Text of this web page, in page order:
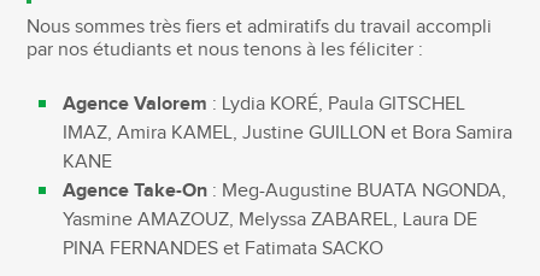
Nous sommes très fiers et admiratifs du travail accompli
par nos étudiants et nous tenons à les féliciter :
Agence Valorem : Lydia KORÉ, Paula GITSCHEL
IMAZ, Amira KAMEL, Justine GUILLON et Bora Samira
KANE
Agence Take-On : Meg-Augustine BUATA NGONDA,
Yasmine AMAZOUZ, Melyssa ZABAREL, Laura DE
PINA FERNANDES et Fatimata SACKO